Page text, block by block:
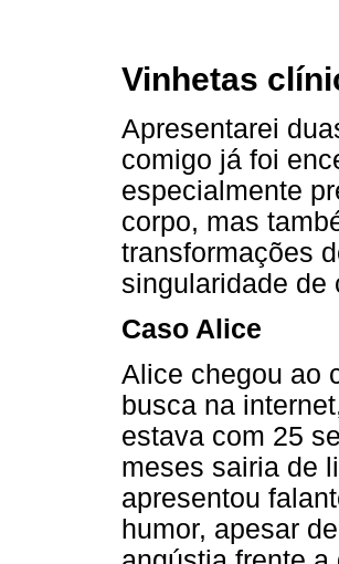
Vinhetas
Apresentarei
comigo já foi
especialmente
corpo, mas
transformações
singularidade de
Caso Alice
Alice chegou ao
busca na
estava com 25
meses sairia de
apresentou
humor, apesar